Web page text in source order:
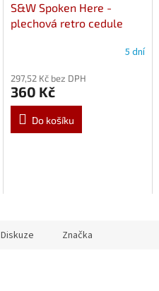
S&W Spoken Here -
plechová retro cedule
5 dní
297,52 Kč bez DPH
360 Kč
Do košíku
Diskuze Značka